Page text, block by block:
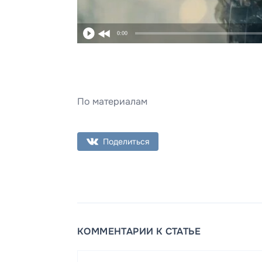
0:00
По материалам
Поделиться
КОММЕНТАРИИ К СТАТЬЕ